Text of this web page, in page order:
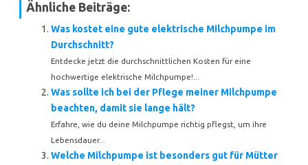
Ähnliche Beiträge:
Was kostet eine gute elektrische Milchpumpe im
Durchschnitt?
Entdecke jetzt die durchschnittlichen Kosten für eine
hochwertige elektrische Milchpumpe!...
Was sollte ich bei der Pflege meiner Milchpumpe
beachten, damit sie lange hält?
Erfahre, wie du deine Milchpumpe richtig pflegst, um ihre
Lebensdauer...
Welche Milchpumpe ist besonders gut für Mütter